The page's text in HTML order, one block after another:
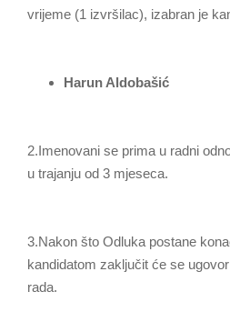
vrijeme (1 izvršilac), izabran je
Harun Aldobašić
2.Imenovani se prima u radni
u trajanju od 3 mjeseca.
3.Nakon što Odluka postane
kandidatom zaključit će se
rada.